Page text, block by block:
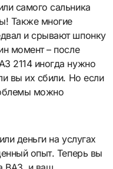
самого сальника
Также многие
и срывают шпонку
момент – после
2114 иногда нужно
вы их сбили. Но если
можно
деньги на услугах
опыт. Теперь вы